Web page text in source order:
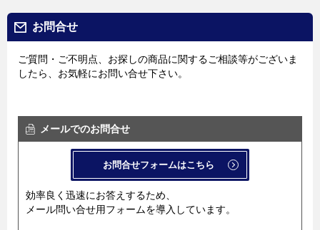
お問合せ
ご質問・ご不明点、お探しの商品に関するご相談等がございま
したら、お気軽にお問い合せ下さい。
メールでのお問合せ
お問合せフォームはこちら
効率良く迅速にお答えするため、
メール問い合せ用フォームを導入しています。